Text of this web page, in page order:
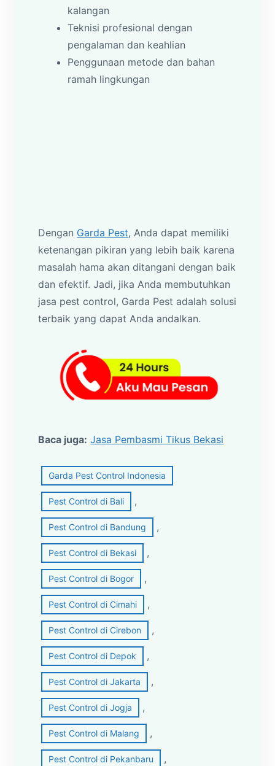
kalangan
Teknisi profesional dengan
pengalaman dan keahlian
Penggunaan metode dan bahan
ramah lingkungan
Dengan Garda Pest, Anda dapat memiliki
ketenangan pikiran yang lebih baik karena
masalah hama akan ditangani dengan baik
dan efektif. Jadi, jika Anda membutuhkan
jasa pest control, Garda Pest adalah solusi
terbaik yang dapat Anda andalkan.
Baca juga: Jasa Pembasmi Tikus Bekasi
Garda Pest Control Indonesia
Pest Control di Bali ,
Pest Control di Bandung ,
Pest Control di Bekasi ,
Pest Control di Bogor ,
Pest Control di Cimahi ,
Pest Control di Cirebon ,
Pest Control di Depok ,
Pest Control di Jakarta ,
Pest Control di Jogja ,
Pest Control di Malang ,
Pest Control di Pekanbaru ,